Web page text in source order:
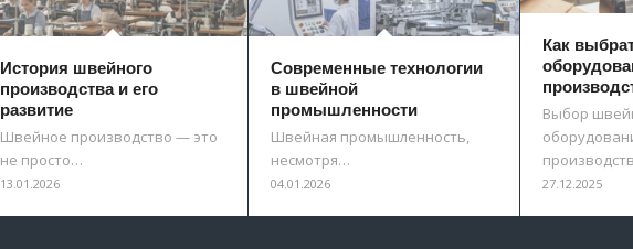
История швейного
производства и его
развитие
Швейное производство — это
не просто…
13.01.2026
Современные технологии
в швейной
промышленности
Швейная промышленность,
несмотря…
04.01.2026
Как
Выбор
27.12.2025